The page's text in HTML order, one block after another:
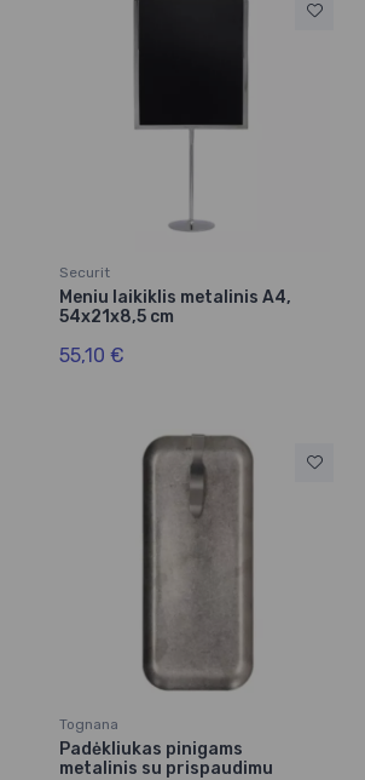
Securit
Meniu laikiklis metalinis A4,
54x21x8,5 cm
55,10 €
Tognana
Padėkliukas pinigams
metalinis su prispaudimu